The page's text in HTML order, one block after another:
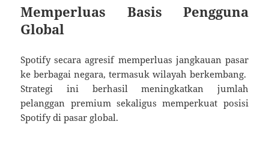
Memperluas Basis Pengguna
Global
Spotify secara agresif memperluas jangkauan pasar
ke berbagai negara, termasuk wilayah berkembang.
Strategi ini berhasil meningkatkan jumlah
pelanggan premium sekaligus memperkuat posisi
Spotify di pasar global.